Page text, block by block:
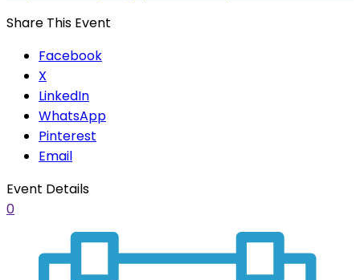
Share This Event
Facebook
X
LinkedIn
WhatsApp
Pinterest
Email
Event Details
0